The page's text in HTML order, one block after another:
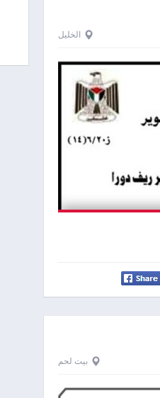
الخليل
بيت لحم